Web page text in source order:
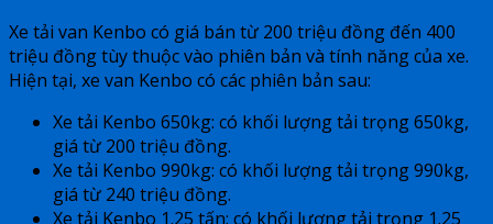
Xe tải van Kenbo có giá bán từ 200 triệu đồng đến 400
triệu đồng tùy thuộc vào phiên bản và tính năng của xe.
Hiện tại, xe van Kenbo có các phiên bản sau:
Xe tải Kenbo 650kg: có khối lượng tải trọng 650kg,
giá từ 200 triệu đồng.
Xe tải Kenbo 990kg: có khối lượng tải trọng 990kg,
giá từ 240 triệu đồng.
Xe tải Kenbo 1.25 tấn: có khối lượng tải trọng 1.25